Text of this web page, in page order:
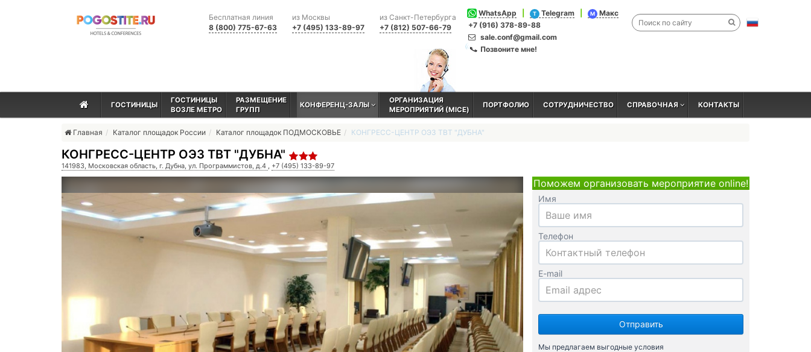
WhatsApp T Telegram M
Макс
+7 (916) 378-89-88
sale.conf@gmail.com
Позвоните мне!
из Санкт-Петербурга
+7 (812) 507-66-79
из Москвы
+7 (495) 133-89-97
Бесплатная линия
8 (800) 775-67-63
ГОСТИНИЦЫ
ГОСТИНИЦЫ
ВОЗЛЕ МЕТРО
РАЗМЕЩЕНИЕ
ГРУПП
КОНФЕРЕНЦ-ЗАЛЫ
ОРГАНИЗАЦИЯ
МЕРОПРИЯТИЙ (MICE)
ПОРТФОЛИО СОТРУДНИЧЕСТВО СПРАВОЧНАЯ КОНТАКТЫ
Главная Каталог площадок России Каталог площадок ПОДМОСКОВЬЕ КОНГРЕСС-ЦЕНТР ОЭЗ ТВТ "ДУБНА"
КОНГРЕСС-ЦЕНТР ОЭЗ ТВТ "ДУБНА"
141983, Московская область, г. Дубна, ул. Программистов, д.4 +7 (495) 133-89-97
Поможем организовать мероприятие online!
Имя
Телефон
E-mail
Мы предлагаем выгодные условия